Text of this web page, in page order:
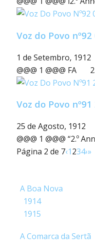
Voz do Povo
1 de Setembro, 1912
@@@ 1 @@@ FA
Voz do Povo
25 de Agosto, 1912
@@@ 1 @@@ “2.º
Página 2 de 7‹1234›»
A Boa Nova
1914
1915
A Comarca da Sertã